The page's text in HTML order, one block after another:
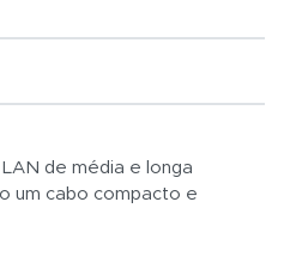
de média e longa
um cabo compacto e